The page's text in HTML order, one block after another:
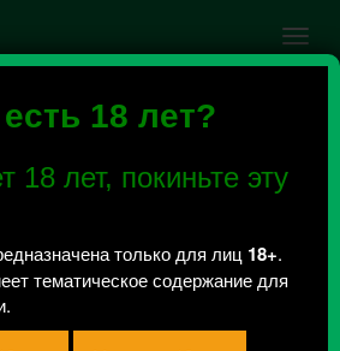
18 лет?
18 лет, покиньте эту
только для лиц 18+.
тематическое содержание для
на сервисе
и акции в